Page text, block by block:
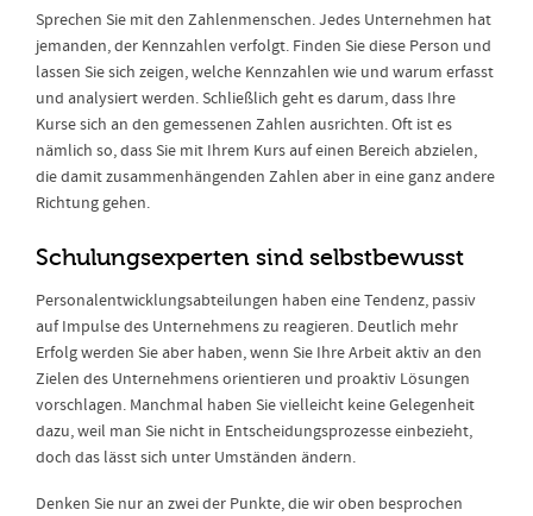
Sprechen Sie mit den Zahlenmenschen. Jedes Unternehmen hat
jemanden, der Kennzahlen verfolgt. Finden Sie diese Person und
lassen Sie sich zeigen, welche Kennzahlen wie und warum erfasst
und analysiert werden. Schließlich geht es darum, dass Ihre
Kurse sich an den gemessenen Zahlen ausrichten. Oft ist es
nämlich so, dass Sie mit Ihrem Kurs auf einen Bereich abzielen,
die damit zusammenhängenden Zahlen aber in eine ganz andere
Richtung gehen.
Schulungsexperten sind selbstbewusst
Personalentwicklungsabteilungen haben eine Tendenz, passiv
auf Impulse des Unternehmens zu reagieren. Deutlich mehr
Erfolg werden Sie aber haben, wenn Sie Ihre Arbeit aktiv an den
Zielen des Unternehmens orientieren und proaktiv Lösungen
vorschlagen. Manchmal haben Sie vielleicht keine Gelegenheit
dazu, weil man Sie nicht in Entscheidungsprozesse einbezieht,
doch das lässt sich unter Umständen ändern.
Denken Sie nur an zwei der Punkte, die wir oben besprochen